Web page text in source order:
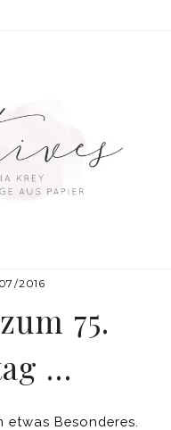
2016
75.
…
Besonderes.